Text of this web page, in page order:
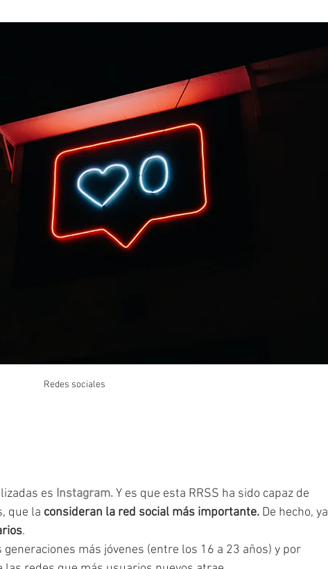
Redes sociales
es Instagram. Y es que esta RRSS ha sido capaz de
que la consideran la red social más importante. De hecho, ya
.
más jóvenes (entre los 16 a 23 años) y por